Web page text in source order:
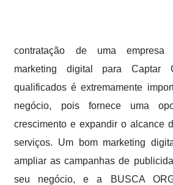
contratação de uma empresa
marketing digital para Captar
qualificados é extremamente
negócio, pois fornece uma
crescimento e expandir o alcance
serviços. Um bom marketing
ampliar as campanhas de
seu negócio, e a BUSCA